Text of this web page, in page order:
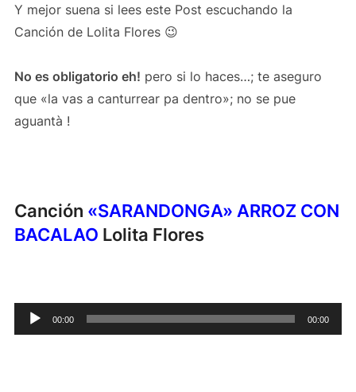
Y mejor suena si lees este Post escuchando la
Canción de Lolita Flores 😉
No es obligatorio eh! pero si lo haces…; te aseguro
que «la vas a canturrear pa dentro»; no se pue
aguantà !
Canción «SARANDONGA» ARROZ CON
BACALAO Lolita Flores
Reproductor
de
00:00 00:00